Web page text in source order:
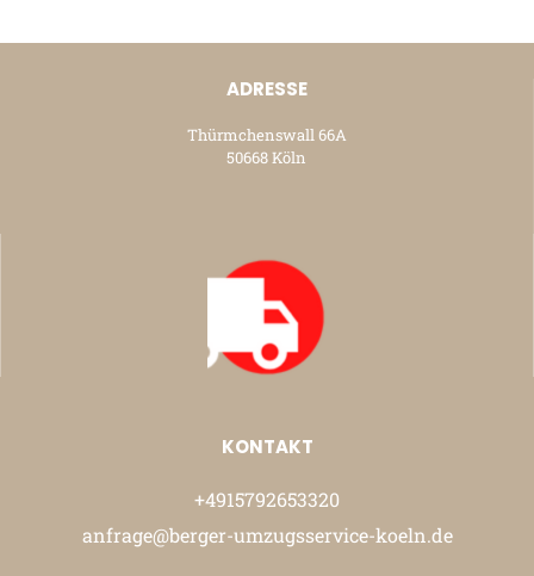
ADRESSE
Thürmchenswall 66A
50668 Köln
KONTAKT
+4915792653320
anfrage@berger-umzugsservice-koeln.de